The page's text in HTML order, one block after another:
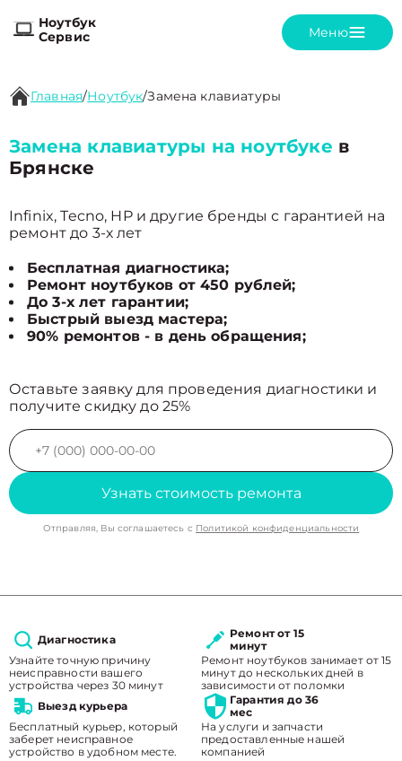
Ноутбук
Сервис
Меню
Главная/Ноутбук/Замена клавиатуры
Замена клавиатуры на ноутбуке в
Брянске
Infinix, Tecno, HP и другие бренды с гарантией на
ремонт до 3-х лет
Бесплатная диагностика;
Ремонт ноутбуков от 450 рублей;
До 3-х лет гарантии;
Быстрый выезд мастера;
90% ремонтов - в день обращения;
Оставьте заявку для проведения диагностики и
получите скидку до 25%
Узнать стоимость ремонта
Отправляя, Вы соглашаетесь с Политикой конфиденциальности
Диагностика
Узнайте точную причину
неисправности вашего
устройства через 30 минут
Ремонт от 15
минут
Ремонт ноутбуков занимает от 15
минут до нескольких дней в
зависимости от поломки
Выезд курьера
Бесплатный курьер, который
заберет неисправное
устройство в удобном месте.
Гарантия до 36
мес
На услуги и запчасти
предоставленные нашей
компанией